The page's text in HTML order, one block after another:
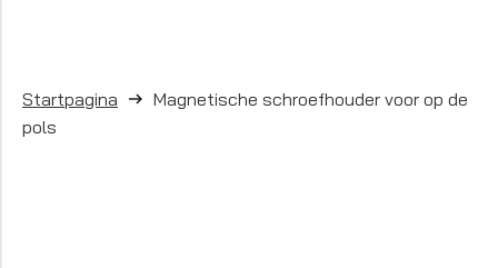
Startpagina
Magnetische schroefhouder voor op de
pols